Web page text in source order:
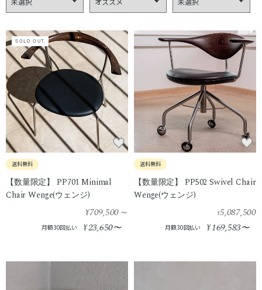
SOLD OUT
送料無料
【数量限定】 PP701 Minimal
Chair Wenge(ウェンジ)
¥709,500～
月額30回払い ¥23,650〜
送料無料
【数量限定】 PP502 Swivel Chair
Wenge(ウェンジ)
¥5,087,500
月額30回払い ¥169,583〜